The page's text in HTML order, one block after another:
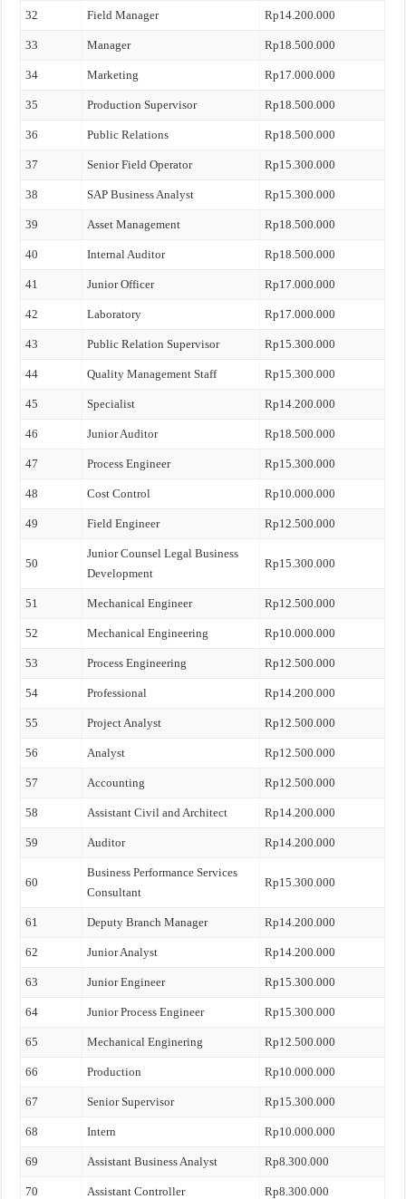
32 Field Manager Rp14.200.000
33 Manager Rp18.500.000
34 Marketing Rp17.000.000
35 Production Supervisor Rp18.500.000
36 Public Relations Rp18.500.000
37 Senior Field Operator Rp15.300.000
38 SAP Business Analyst Rp15.300.000
39 Asset Management Rp18.500.000
40 Internal Auditor Rp18.500.000
41 Junior Officer Rp17.000.000
42 Laboratory Rp17.000.000
43 Public Relation Supervisor Rp15.300.000
44 Quality Management Staff Rp15.300.000
45 Specialist Rp14.200.000
46 Junior Auditor Rp18.500.000
47 Process Engineer Rp15.300.000
48 Cost Control Rp10.000.000
49 Field Engineer Rp12.500.000
50
Junior Counsel Legal Business
Development
Rp15.300.000
51 Mechanical Engineer Rp12.500.000
52 Mechanical Engineering Rp10.000.000
53 Process Engineering Rp12.500.000
54 Professional Rp14.200.000
55 Project Analyst Rp12.500.000
56 Analyst Rp12.500.000
57 Accounting Rp12.500.000
58 Assistant Civil and Architect Rp14.200.000
59 Auditor Rp14.200.000
60
Business Performance Services
Consultant
Rp15.300.000
61 Deputy Branch Manager Rp14.200.000
62 Junior Analyst Rp14.200.000
63 Junior Engineer Rp15.300.000
64 Junior Process Engineer Rp15.300.000
65 Mechanical Enginering Rp12.500.000
66 Production Rp10.000.000
67 Senior Supervisor Rp15.300.000
68 Intern Rp10.000.000
69 Assistant Business Analyst Rp8.300.000
70 Assistant Controller Rp8.300.000